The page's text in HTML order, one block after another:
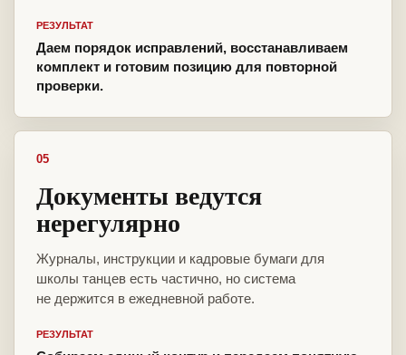
РЕЗУЛЬТАТ
Даем порядок исправлений, восстанавливаем
комплект и готовим позицию для повторной
проверки.
05
Документы ведутся
нерегулярно
Журналы, инструкции и кадровые бумаги для
школы танцев есть частично, но система
не держится в ежедневной работе.
РЕЗУЛЬТАТ